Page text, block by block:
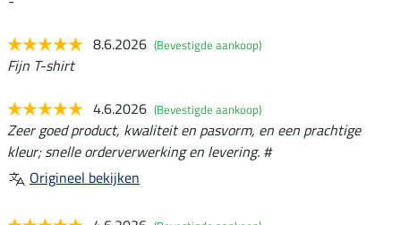
8.6.2026 (Bevestigde aankoop)
Fijn T-shirt
4.6.2026 (Bevestigde aankoop)
Zeer goed product, kwaliteit en pasvorm, en een prachtige
kleur; snelle orderverwerking en levering. #
Origineel bekijken